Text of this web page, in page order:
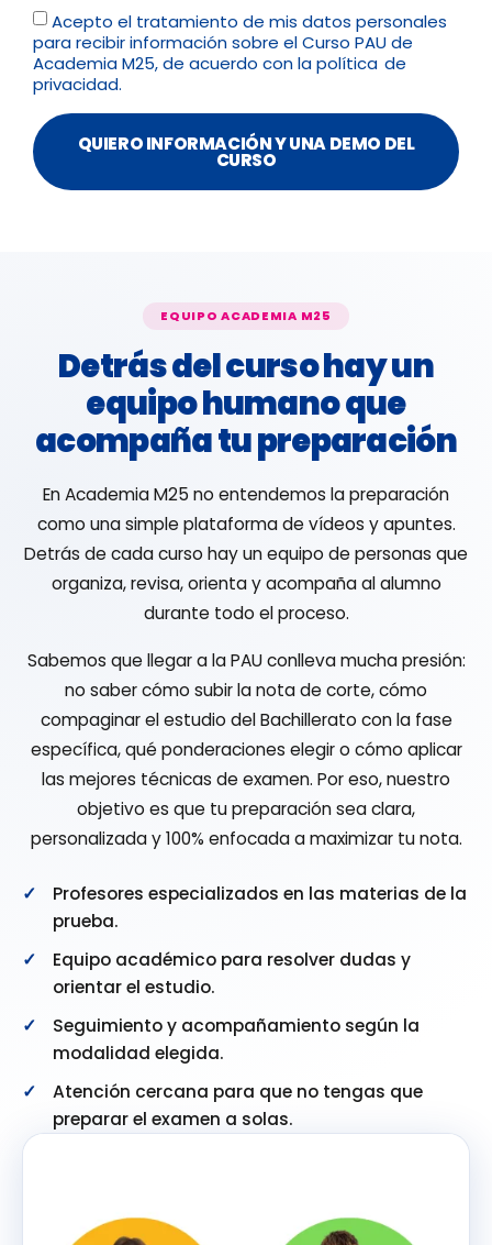
Acepto el tratamiento de mis datos personales
para recibir información sobre el Curso PAU de
Academia M25, de acuerdo con lapolítica de
privacidad.
QUIERO INFORMACIÓN Y UNA DEMO DEL
CURSO
EQUIPO ACADEMIA M25
Detrás del curso hay un
equipo humano que
acompaña tu preparación
En Academia M25 no entendemos la preparación
como una simple plataforma de vídeos y apuntes.
Detrás de cada curso hay un equipo de personas que
organiza, revisa, orienta y acompaña al alumno
durante todo el proceso.
Sabemos que llegar a la PAU conlleva mucha presión:
no saber cómo subir la nota de corte, cómo
compaginar el estudio del Bachillerato con la fase
específica, qué ponderaciones elegir o cómo aplicar
las mejores técnicas de examen. Por eso, nuestro
objetivo es que tu preparación sea clara,
personalizada y 100% enfocada a maximizar tu nota.
Profesores especializados en las materias de la
prueba.
Equipo académico para resolver dudas y
orientar el estudio.
Seguimiento y acompañamiento según la
modalidad elegida.
Atención cercana para que no tengas que
preparar el examen a solas.